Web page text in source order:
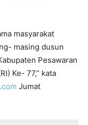
masyarakat
masing dusun
Pesawaran
Ke- 77,” kata
Jumat